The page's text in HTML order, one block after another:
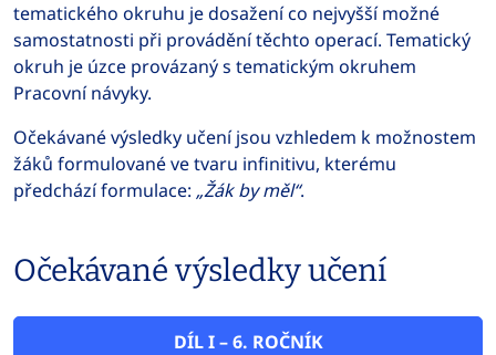
tematického okruhu je dosažení co nejvyšší možné
samostatnosti při provádění těchto operací. Tematický
okruh je úzce provázaný s tematickým okruhem
Pracovní návyky.
Očekávané výsledky učení jsou vzhledem k možnostem
žáků formulované ve tvaru infinitivu, kterému
předchází formulace: „Žák by měl“.
Očekávané výsledky učení
DÍL I – 6. ROČNÍK